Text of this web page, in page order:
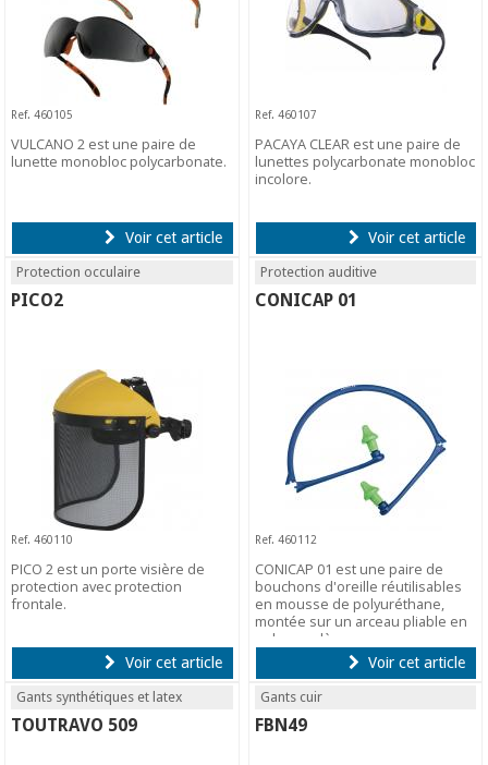
Ref. 460105
VULCANO 2 est une paire de
lunette monobloc polycarbonate.
Voir cet article
Ref. 460107
PACAYA CLEAR est une paire de
lunettes polycarbonate monobloc
incolore.
Voir cet article
Protection occulaire
PICO2
Ref. 460110
PICO 2 est un porte visière de
protection avec protection
frontale.
Voir cet article
Protection auditive
CONICAP 01
Ref. 460112
CONICAP 01 est une paire de
bouchons d'oreille réutilisables
en mousse de polyuréthane,
montée sur un arceau pliable en
polypropylène.
Voir cet article
Gants synthétiques et latex
TOUTRAVO 509
Gants cuir
FBN49